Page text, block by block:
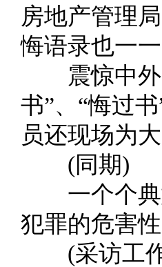
房地产管理
悔语录也一一
震惊中外
书”、“悔过
员还现场为
(同期)
一个个典
犯罪的危害性
(采访工